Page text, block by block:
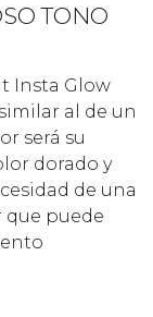
TONO
Insta Glow
al de un
será su
dorado y
de una
que puede